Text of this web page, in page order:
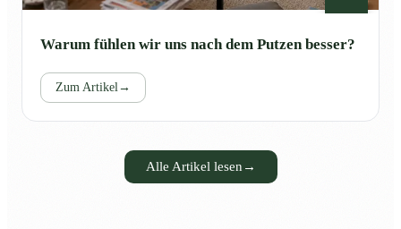
Warum fühlen wir uns nach dem Putzen besser?
Zum Artikel→
Alle Artikel lesen →